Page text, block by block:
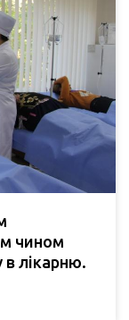
чином
лікарню.